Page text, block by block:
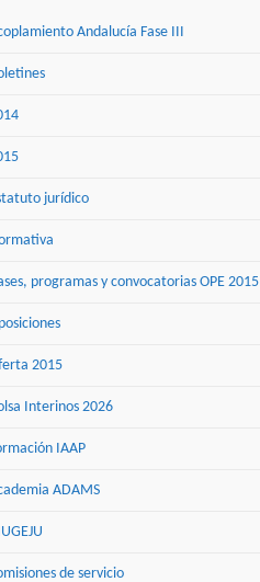
Andalucía Fase III
jurídico
programas y convocatorias OPE 2015
2015
Interinos 2026
IAAP
ADAMS
de servicio